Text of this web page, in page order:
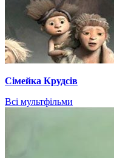
Сімейка Крудсів
Всі мультфільми